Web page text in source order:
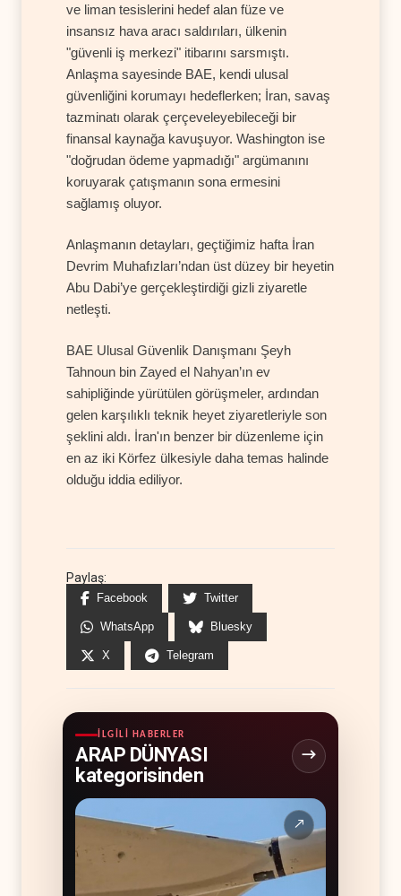
ve liman tesislerini hedef alan füze ve
insansız hava aracı saldırıları, ülkenin
"güvenli iş merkezi" itibarını sarsmıştı.
Anlaşma sayesinde BAE, kendi ulusal
güvenliğini korumayı hedeflerken; İran, savaş
tazminatı olarak çerçeveleyebileceği bir
finansal kaynağa kavuşuyor. Washington ise
"doğrudan ödeme yapmadığı" argümanını
koruyarak çatışmanın sona ermesini
sağlamış oluyor.
Anlaşmanın detayları, geçtiğimiz hafta İran
Devrim Muhafızları’ndan üst düzey bir heyetin
Abu Dabi’ye gerçekleştirdiği gizli ziyaretle
netleşti.
BAE Ulusal Güvenlik Danışmanı Şeyh
Tahnoun bin Zayed el Nahyan’ın ev
sahipliğinde yürütülen görüşmeler, ardından
gelen karşılıklı teknik heyet ziyaretleriyle son
şeklini aldı. İran'ın benzer bir düzenleme için
en az iki Körfez ülkesiyle daha temas halinde
olduğu iddia ediliyor.
Paylaş:
Facebook Twitter
WhatsApp Bluesky
X Telegram
İLGILI HABERLER
ARAP DÜNYASI
kategorisinden
↗